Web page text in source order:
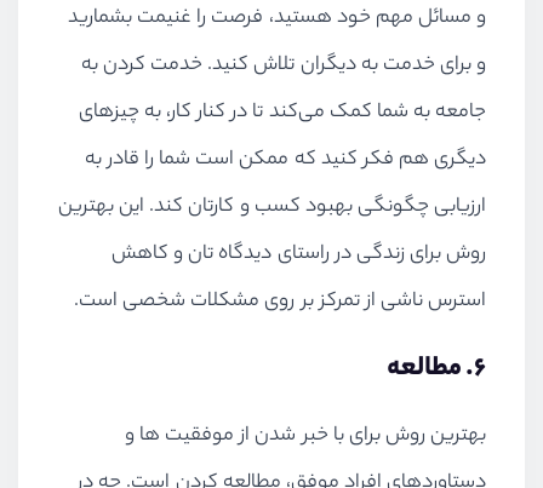
و مسائل مهم خود هستید، فرصت را غنیمت بشمارید
و برای خدمت به دیگران تلاش کنید. خدمت کردن به
جامعه به شما کمک می‌کند تا در کنار کار، به چیزهای
دیگری هم فکر کنید که ممکن است شما را قادر به
ارزیابی چگونگی بهبود کسب و کارتان کند. این بهترین
روش برای زندگی در راستای دیدگاه تان و کاهش
استرس ناشی از تمرکز بر روی مشکلات شخصی است.
۶. مطالعه
بهترین روش برای با خبر شدن از موفقیت ها و